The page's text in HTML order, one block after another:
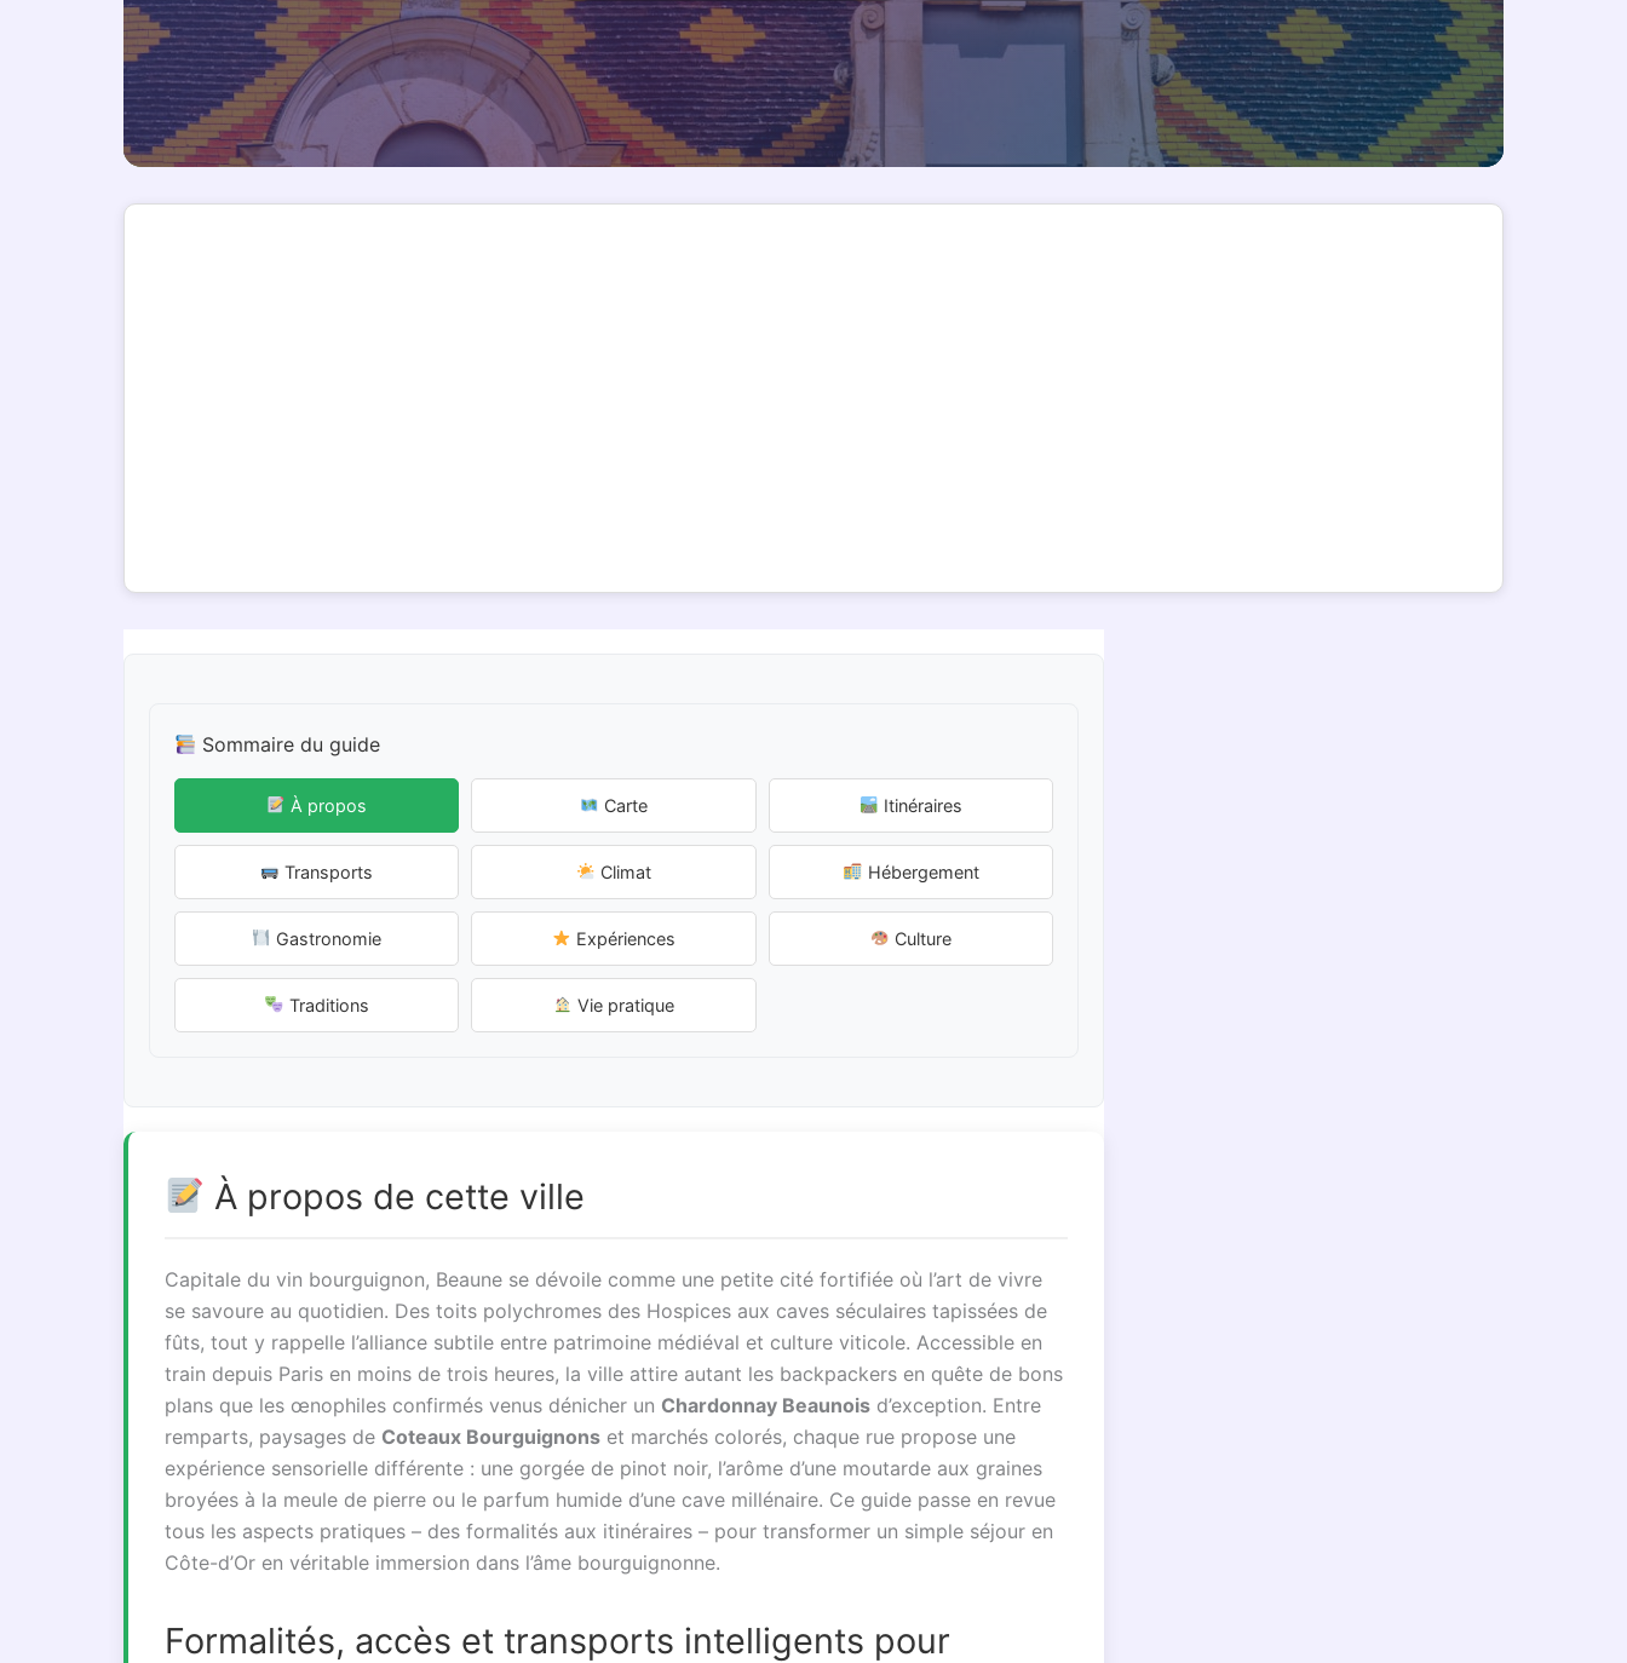
Sommaire du guide
À propos Carte Itinéraires
Transports Climat Hébergement
Gastronomie Expériences Culture
Traditions Vie pratique
À propos de cette ville
Capitale du vin bourguignon, Beaune se dévoile comme une petite cité fortifiée où l’art de vivre
se savoure au quotidien. Des toits polychromes des Hospices aux caves séculaires tapissées de
fûts, tout y rappelle l’alliance subtile entre patrimoine médiéval et culture viticole. Accessible en
train depuis Paris en moins de trois heures, la ville attire autant les backpackers en quête de bons
plans que les œnophiles confirmés venus dénicher un Chardonnay Beaunois d’exception. Entre
remparts, paysages de Coteaux Bourguignons et marchés colorés, chaque rue propose une
expérience sensorielle différente : une gorgée de pinot noir, l’arôme d’une moutarde aux graines
broyées à la meule de pierre ou le parfum humide d’une cave millénaire. Ce guide passe en revue
tous les aspects pratiques – des formalités aux itinéraires – pour transformer un simple séjour en
Côte-d’Or en véritable immersion dans l’âme bourguignonne.
Formalités, accès et transports intelligents pour